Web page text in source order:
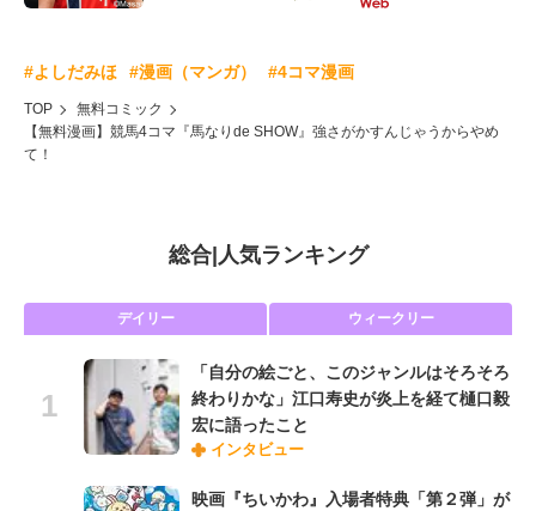
#よしだみほ #漫画（マンガ） #4コマ漫画
TOP
無料コミック
【無料漫画】競馬4コマ『馬なりde SHOW』強さがかすんじゃうからやめ
て！
総合| 人気ランキング
デイリー ウィークリー
「自分の絵ごと、このジャンルはそろそろ
終わりかな」江口寿史が炎上を経て樋口毅
宏に語ったこと
インタビュー
映画『ちいかわ』入場者特典「第２弾」が